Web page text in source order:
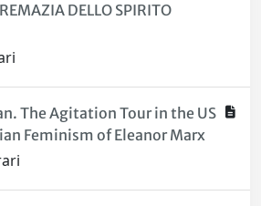
DELLO SPIRITO
The Agitation Tour in the US
Feminism of Eleanor Marx